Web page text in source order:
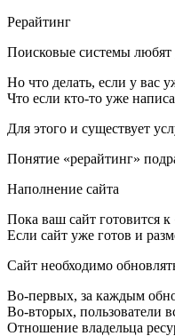
Рерайтинг
Поисковые системы любят
Но что делать, если у вас
Что если кто-то уже
Для этого и существует
Понятие «рерайтинг»
Наполнение сайта
Пока ваш сайт готовится
Если сайт уже готов и
Сайт необходимо
Во-первых, за каждым
Во-вторых, пользователи
Отношение владельца